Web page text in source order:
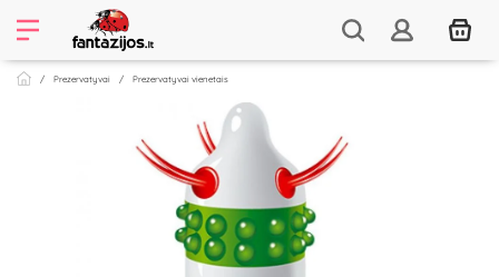
Prezervatyvai Prezervatyvai vienetais